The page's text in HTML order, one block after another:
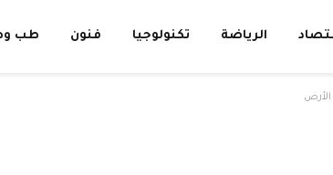
الرياضة تكنولوجيا فنون طب